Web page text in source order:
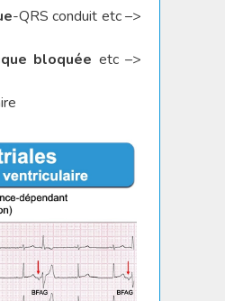
-QRS conduit etc –>
bloquée etc –>